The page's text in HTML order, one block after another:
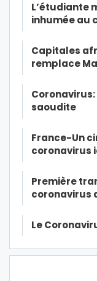
L’étudiante
inhumée au
Capitales
remplace
saoudite
France-Un
coronavirus
Première
coronavirus
Le